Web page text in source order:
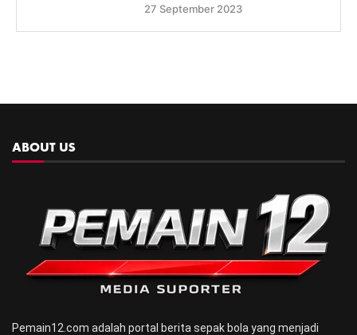
27 September 2023
ABOUT US
Pemain12.com adalah portal berita sepak bola yang menjadi